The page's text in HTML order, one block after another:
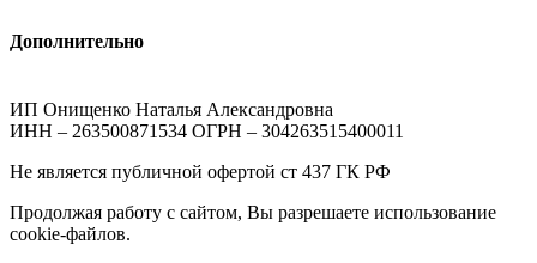
Дополнительно
ИП Онищенко Наталья Александровна
ИНН – 263500871534 ОГРН – 304263515400011
Не является публичной офертой ст 437 ГК РФ
Продолжая работу с сайтом, Вы разрешаете использование
cookie-файлов.